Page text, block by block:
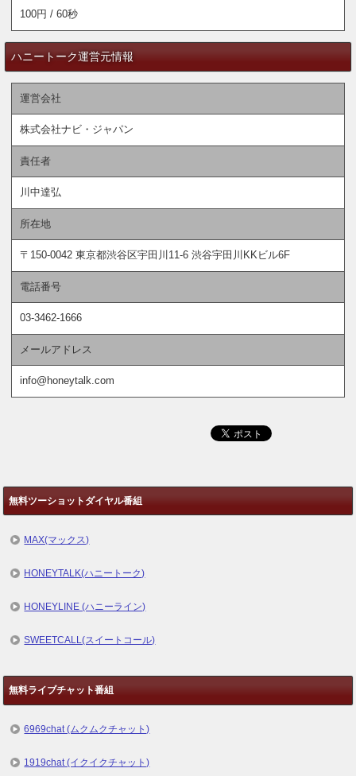
100円 / 60秒
ハニートーク運営元情報
運営会社
株式会社ナビ・ジャパン
責任者
川中達弘
所在地
〒150-0042 東京都渋谷区宇田川11-6 渋谷宇田川KKビル6F
電話番号
03-3462-1666
メールアドレス
info@honeytalk.com
無料ツーショットダイヤル番組
MAX(マックス)
HONEYTALK(ハニートーク)
HONEYLINE (ハニーライン)
SWEETCALL(スイートコール)
無料ライブチャット番組
6969chat (ムクムクチャット)
1919chat (イクイクチャット)